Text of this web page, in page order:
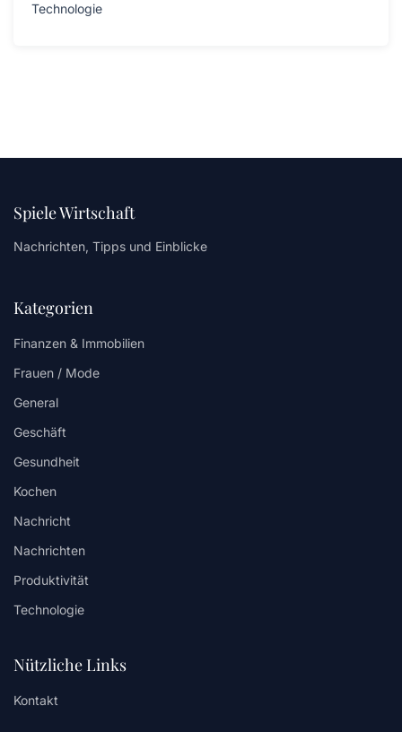
Technologie
Spiele Wirtschaft
Nachrichten, Tipps und Einblicke
Kategorien
Finanzen & Immobilien
Frauen / Mode
General
Geschäft
Gesundheit
Kochen
Nachricht
Nachrichten
Produktivität
Technologie
Nützliche Links
Kontakt